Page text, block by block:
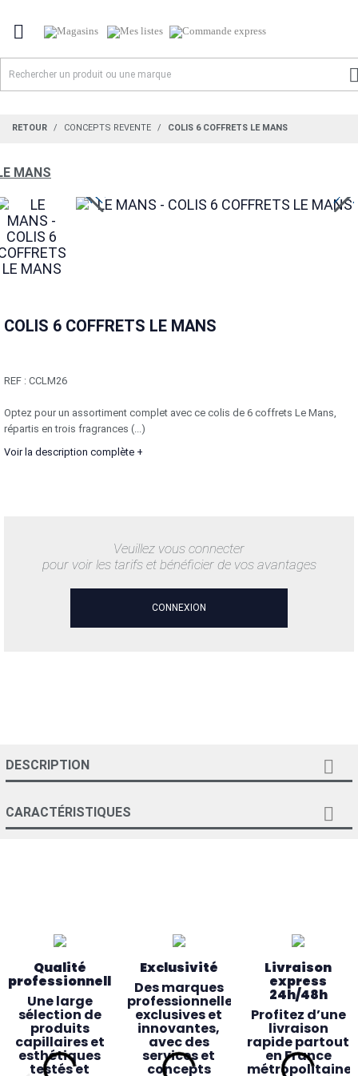

RETOUR CONCEPTS REVENTE COLIS 6 COFFRETS LE MANS
MANS
COLIS 6 COFFRETS LE MANS
REF : CCLM26
Optez pour un assortiment complet avec ce colis de 6 coffrets Le Mans,
répartis en trois fragrances (...)
Voir la description complète +
Veuillez vous connecter
pour voir les tarifs et bénéficier de vos avantages
CONNEXION
DESCRIPTION 
CARACTÉRISTIQUES 
Qualité
professionnelle
Une large
sélection de
produits
capillaires et
esthétiques
testés et
Exclusivité
Des marques
professionnelles
exclusives et
innovantes,
avec des
services et
concepts
Livraison
express
24h/48h
Profitez d’une
livraison
rapide partout
en France
métropolitaine